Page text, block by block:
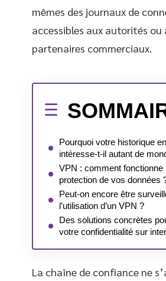
mêmes des journaux de
accessibles aux autorités ou
partenaires commerciaux.
Pourquoi votre historique
intéresse-t-il autant de
VPN : comment fonctionne
protection de vos données
Peut-on encore être
l’utilisation d’un VPN ?
Des solutions concrètes
votre confidentialité sur
La chaîne de confiance ne